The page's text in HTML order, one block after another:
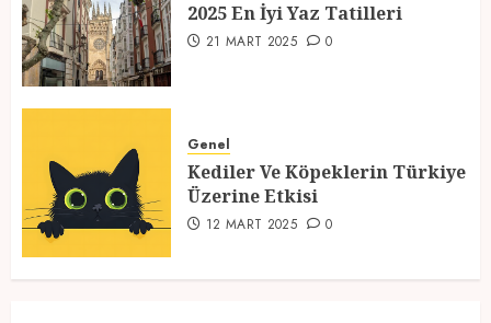
2025 En İyi Yaz Tatilleri
21 MART 2025 0
Genel
Kediler Ve Köpeklerin Türkiye
Üzerine Etkisi
12 MART 2025 0